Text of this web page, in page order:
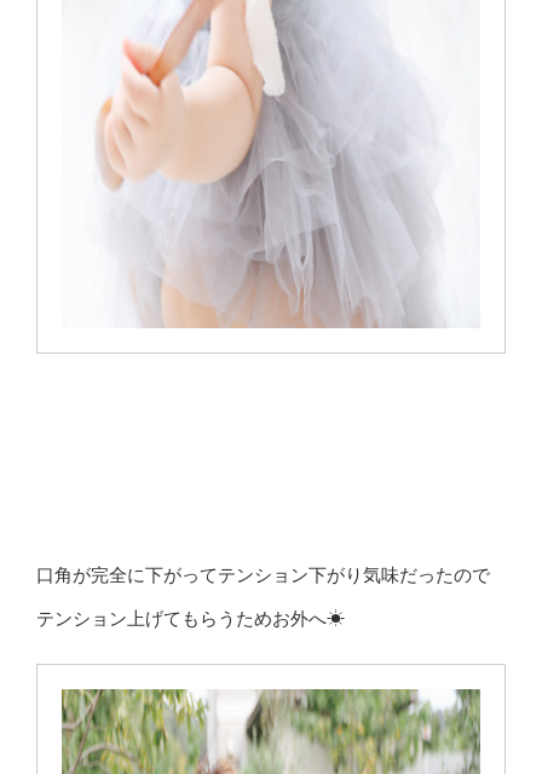
口角が完全に下がってテンション下がり気味だったので
テンション上げてもらうためお外へ☀